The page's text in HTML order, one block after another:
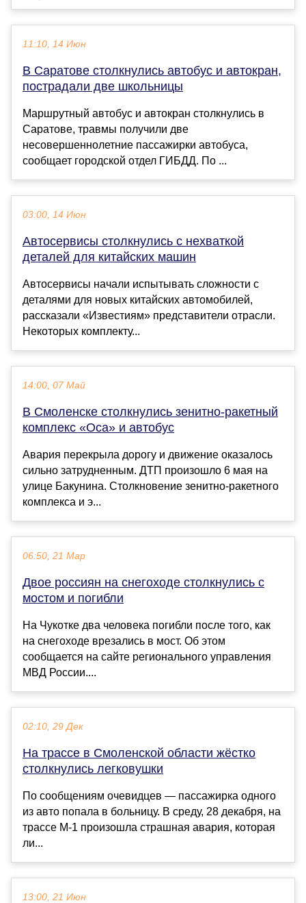
11:10, 14 Июн
В Саратове столкнулись автобус и автокран,
пострадали две школьницы
Маршрутный автобус и автокран столкнулись в
Саратове, травмы получили две
несовершеннолетние пассажирки автобуса,
сообщает городской отдел ГИБДД. По ...
03:00, 14 Июн
Автосервисы столкнулись с нехваткой
деталей для китайских машин
Автосервисы начали испытывать сложности с
деталями для новых китайских автомобилей,
рассказали «Известиям» представители отрасли.
Некоторых комплекту...
14:00, 07 Май
В Смоленске столкнулись зенитно-ракетный
комплекс «Оса» и автобус
Авария перекрыла дорогу и движение оказалось
сильно затрудненным. ДТП произошло 6 мая на
улице Бакунина. Столкновение зенитно-ракетного
комплекса и э...
06:50, 21 Мар
Двое россиян на снегоходе столкнулись с
мостом и погибли
На Чукотке два человека погибли после того, как
на снегоходе врезались в мост. Об этом
сообщается на сайте регионального управления
МВД России....
02:10, 29 Дек
На трассе в Смоленской области жёстко
столкнулись легковушки
По сообщениям очевидцев — пассажирка одного
из авто попала в больницу. В среду, 28 декабря, на
трассе М-1 произошла страшная авария, которая
ли...
13:00, 21 Июн